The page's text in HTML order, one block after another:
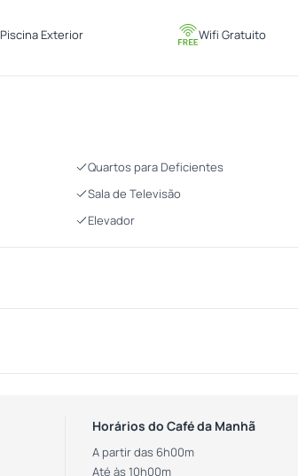
Piscina Exterior Wifi Gratuito
Quartos para Deficientes
Sala de Televisão
Elevador
Horários do Café da Manhã
A partir das 6h00m
Até às 10h00m